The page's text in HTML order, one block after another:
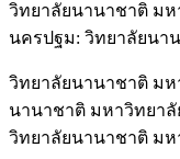
วิทยาลัยนานาชาติ มห
นครปฐม: วิทยาลัยนา
วิทยาลัยนานาชาติ ม
นานาชาติ มหาวิทยาลั
วิทยาลัยนานาชาติ มห